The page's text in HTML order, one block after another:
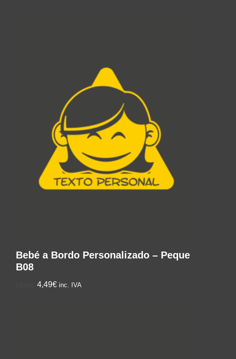
Bebé a Bordo Personalizado – Peque
B08
DESDE:4,49€ inc. IVA